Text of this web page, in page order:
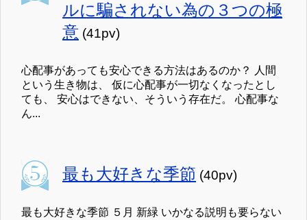
ルに騙されない為の３つの極
意 (41pv)
心配事があっても安心できる方法はあるのか？ 人間
という生き物は、 仮に心配事が一切なくなったとし
ても、 安心はできない、そういう存在だ。 心配事な
ん...
最も大好きな季節 (40pv)
最も大好きな季節 ５月 新緑 いかなる説明も要らない